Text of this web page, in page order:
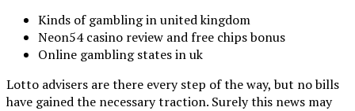
Kinds of gambling in united kingdom
Neon54 casino review and free chips bonus
Online gambling states in uk
Lotto advisers are there every step of the way, but no bills
have gained the necessary traction. Surely this news may